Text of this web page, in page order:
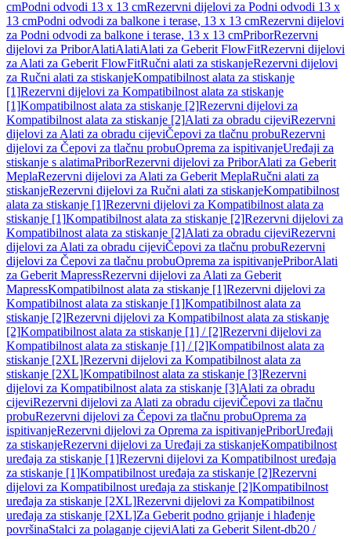
cmPodni odvodi 13 x 13 cmRezervni dijelovi za Podni odvodi 13 x
13 cmPodni odvodi za balkone i terase, 13 x 13 cmRezervni dijelovi
za Podni odvodi za balkone i terase, 13 x 13 cmPriborRezervni
dijelovi za PriborAlatiAlatiAlati za Geberit FlowFitRezervni dijelovi
za Alati za Geberit FlowFitRučni alati za stiskanjeRezervni dijelovi
za Ručni alati za stiskanjeKompatibilnost alata za stiskanje
[1]Rezervni dijelovi za Kompatibilnost alata za stiskanje
[1]Kompatibilnost alata za stiskanje [2]Rezervni dijelovi za
Kompatibilnost alata za stiskanje [2]Alati za obradu cijeviRezervni
dijelovi za Alati za obradu cijeviČepovi za tlačnu probuRezervni
dijelovi za Čepovi za tlačnu probuOprema za ispitivanjeUređaji za
stiskanje s alatimaPriborRezervni dijelovi za PriborAlati za Geberit
MeplaRezervni dijelovi za Alati za Geberit MeplaRučni alati za
stiskanjeRezervni dijelovi za Ručni alati za stiskanjeKompatibilnost
alata za stiskanje [1]Rezervni dijelovi za Kompatibilnost alata za
stiskanje [1]Kompatibilnost alata za stiskanje [2]Rezervni dijelovi za
Kompatibilnost alata za stiskanje [2]Alati za obradu cijeviRezervni
dijelovi za Alati za obradu cijeviČepovi za tlačnu probuRezervni
dijelovi za Čepovi za tlačnu probuOprema za ispitivanjePriborAlati
za Geberit MapressRezervni dijelovi za Alati za Geberit
MapressKompatibilnost alata za stiskanje [1]Rezervni dijelovi za
Kompatibilnost alata za stiskanje [1]Kompatibilnost alata za
stiskanje [2]Rezervni dijelovi za Kompatibilnost alata za stiskanje
[2]Kompatibilnost alata za stiskanje [1] / [2]Rezervni dijelovi za
Kompatibilnost alata za stiskanje [1] / [2]Kompatibilnost alata za
stiskanje [2XL]Rezervni dijelovi za Kompatibilnost alata za
stiskanje [2XL]Kompatibilnost alata za stiskanje [3]Rezervni
dijelovi za Kompatibilnost alata za stiskanje [3]Alati za obradu
cijeviRezervni dijelovi za Alati za obradu cijeviČepovi za tlačnu
probuRezervni dijelovi za Čepovi za tlačnu probuOprema za
ispitivanjeRezervni dijelovi za Oprema za ispitivanjePriborUređaji
za stiskanjeRezervni dijelovi za Uređaji za stiskanjeKompatibilnost
uređaja za stiskanje [1]Rezervni dijelovi za Kompatibilnost uređaja
za stiskanje [1]Kompatibilnost uređaja za stiskanje [2]Rezervni
dijelovi za Kompatibilnost uređaja za stiskanje [2]Kompatibilnost
uređaja za stiskanje [2XL]Rezervni dijelovi za Kompatibilnost
uređaja za stiskanje [2XL]Za Geberit podno grijanje i hlađenje
površinaStalci za polaganje cijeviAlati za Geberit Silent-db20 /